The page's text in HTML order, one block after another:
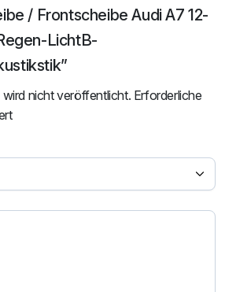
/ Frontscheibe Audi A7 12-
LichtB-
nicht veröffentlicht. Erforderliche